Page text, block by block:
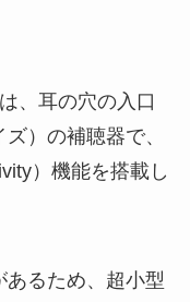
、耳の穴の入口
）の補聴器で、
）機能を搭載し
るため、超小型